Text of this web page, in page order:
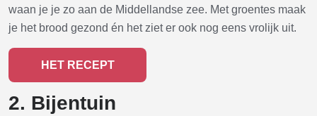
waan je je zo aan de Middellandse zee. Met groentes maak
je het brood gezond én het ziet er ook nog eens vrolijk uit.
HET RECEPT
2. Bijentuin